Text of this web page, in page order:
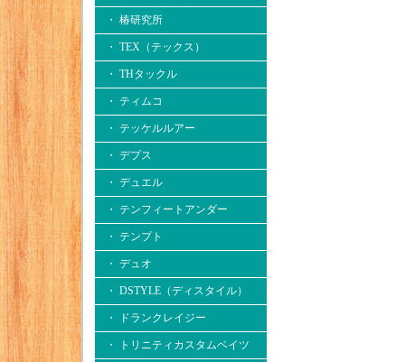
・ 椿研究所
・ TEX（テックス）
・ THタックル
・ ティムコ
・ テッケルルアー
・ デプス
・ デュエル
・ テンフィートアンダー
・ テンプト
・ デュオ
・ DSTYLE（ディスタイル）
・ ドランクレイジー
・ トリニティカスタムベイツ